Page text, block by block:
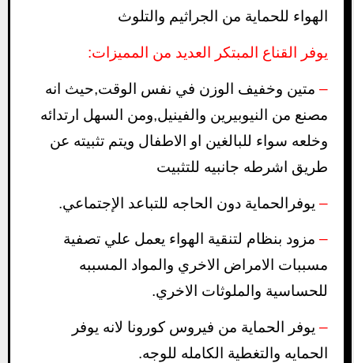
الهواء للحماية من الجراثيم والتلوث
يوفر القناع المبتكر العديد من المميزات:
–متين وخفيف الوزن في نفس الوقت,حيث انه
مصنع من النيوبيرين والفينيل,ومن السهل ارتدائه
وخلعه سواء للبالغين او الاطفال ويتم تثبيته عن
طريق اشرطه جانبيه للتثبيت
–يوفرالحماية دون الحاجه للتباعد الإجتماعي.
–مزود بنظام لتنقية الهواء يعمل علي تصفية
مسببات الامراض الاخري والمواد المسببه
للحساسية والملوثات الاخري.
–يوفر الحماية من فيروس كورونا لانه يوفر
الحمايه والتغطية الكامله للوجه.